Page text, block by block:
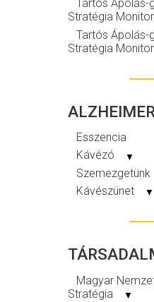
Tartós Ápolás-
Stratégia
Tartós Ápolás-
Stratégia
Esszencia
Kávézó
▼
Szemezgetünk
Kávészünet ▼
Magyar
Stratégia
▼